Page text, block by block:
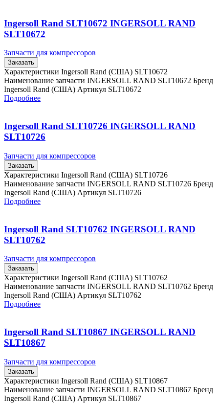
Ingersoll Rand SLT10672 INGERSOLL RAND
SLT10672
Запчасти для компрессоров
Заказать
Характеристики Ingersoll Rand (США) SLT10672
Наименование запчасти INGERSOLL RAND SLT10672 Бренд
Ingersoll Rand (США) Артикул SLT10672
Подробнее
Ingersoll Rand SLT10726 INGERSOLL RAND
SLT10726
Запчасти для компрессоров
Заказать
Характеристики Ingersoll Rand (США) SLT10726
Наименование запчасти INGERSOLL RAND SLT10726 Бренд
Ingersoll Rand (США) Артикул SLT10726
Подробнее
Ingersoll Rand SLT10762 INGERSOLL RAND
SLT10762
Запчасти для компрессоров
Заказать
Характеристики Ingersoll Rand (США) SLT10762
Наименование запчасти INGERSOLL RAND SLT10762 Бренд
Ingersoll Rand (США) Артикул SLT10762
Подробнее
Ingersoll Rand SLT10867 INGERSOLL RAND
SLT10867
Запчасти для компрессоров
Заказать
Характеристики Ingersoll Rand (США) SLT10867
Наименование запчасти INGERSOLL RAND SLT10867 Бренд
Ingersoll Rand (США) Артикул SLT10867